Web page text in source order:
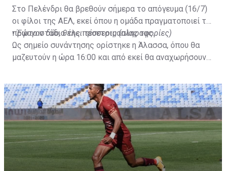
Στο Πελένδρι θα βρεθούν σήμερα το απόγευμα (16/7)
οι φίλοι της ΑΕΛ, εκεί όπου η ομάδα πραγματοποιεί το
πρώτο στάδιο της προετοιμασίας της.
•Έφυγαν δύο, θέλει τέσσερις (πληροφορίες)
Ως σημείο συνάντησης ορίστηκε η Άλασσα, όπου θα
μαζευτούν η ώρα 16:00 και από εκεί θα αναχωρήσουν
δώοσυν το παρών τους στην απογευματινή προπόνηση
της ομάδας.